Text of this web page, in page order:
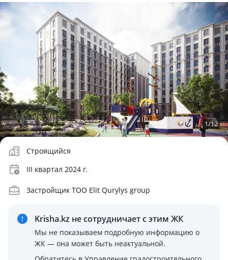
1/12
Строящийся
III квартал 2024 г.
Застройщик ТОО Elit Qurylys group
Krisha.kz не сотрудничаетс этим ЖК
Мы не показываем подробную информацию о
ЖК — она может быть неактуальной.